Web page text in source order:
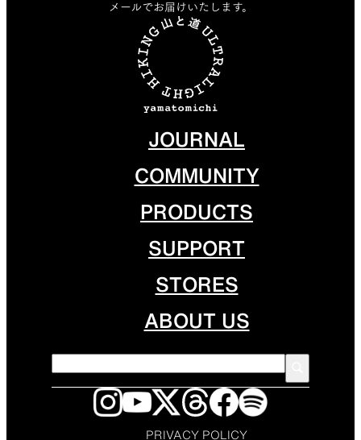
メールでお届けいたします。
JOURNAL
COMMUNITY
PRODUCTS
SUPPORT
STORES
ABOUT US
PRIVACY POLICY